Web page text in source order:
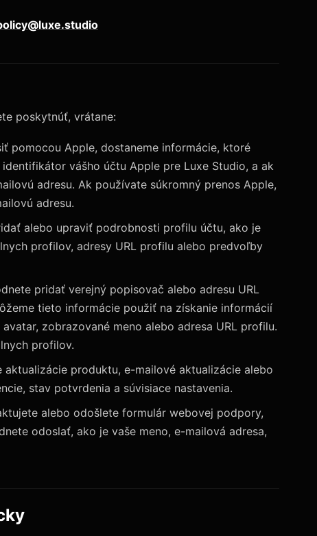
poskytnúť, vrátane:
pomocou Apple, dostaneme informácie, ktoré
vášho účtu Apple pre Luxe Studio, a ak
adresu. Ak používate súkromný prenos Apple,
adresu.
alebo upraviť podrobnosti profilu účtu, ako je
profilov, adresy URL profilu alebo predvoľby
pridať verejný popisovač alebo adresu URL
tieto informácie použiť na získanie informácií
zobrazované meno alebo adresa URL profilu.
profilov.
produktu, e-mailové aktualizácie alebo
stav potvrdenia a súvisiace nastavenia.
alebo odošlete formulár webovej podpory,
odoslať, ako je vaše meno, e-mailová adresa,